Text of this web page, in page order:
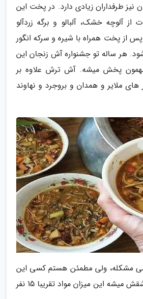
نیز طرفداران زیادی دارد. در پخت این
از آلوچه خشک، آلبالو و برگه زردآلو
از پخت همراه با شیره و سرکه انگور
هر ساله تو جشنواره آش زنجان این
پخش میشه. آش ترش علاوه بر
ملایر و همدان و بروجرد و نهاوند
مشکله، ولی مطمئن هستم کسی این
آشو بخوره واقعا عاشقش میشه این میزان مواد تقریبا 15 نفر